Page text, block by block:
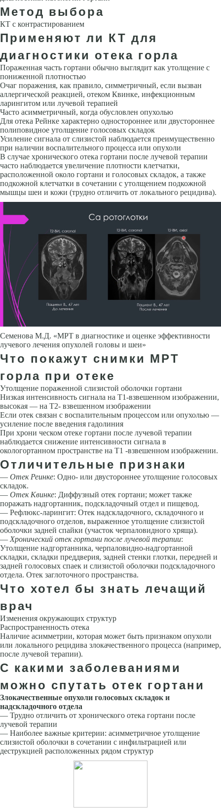
Метод выбора
КТ с контрастированием
Применяют ли КТ для
диагностики отека горла
Пораженная часть гортани обычно выглядит как утолщение с
пониженной плотностью
Очаг поражения, как правило, симметричный, если вызван
аллергической реакцией, отеком Квинке, инфекционным
ларингитом или лучевой терапией
Часто асимметричный, когда обусловлен опухолью
Для отека Рейнке характерно одностороннее или двустороннее
полипо­видное утолщение голосовых складок
Усиление сигнала от слизистой наблюдается преимущественно
при наличии воспалительного процесса или опухоли
В случае хронического отека гортани после лучевой тера­пии
часто наблюдается увеличение плотности клетчатки,
расположенной около гортани и голосовых складок, а также
подкожной клетчатки в со­четании с утолщением подкожной
мышцы шеи и кожи (трудно отличить от локального рецидива).
Семенова М.Д. «МРТ в диагностике и оценке эффективности
лучевого лечения опухолей головы и шеи»
Что покажут снимки МРТ
горла при отеке
Утолщение пораженной слизистой оболочки гортани
Низкая интен­сивность сигнала на Т1-взвешенном изображении,
высокая — на Т2- взвешенном изображении
Если отек связан с воспалительным процес­сом или опухолью —
усиление после введения гадолиния
При хрони ческом отеке гортани после лучевой терапии
наблюдается снижение ин­тенсивности сигнала в
окологортанном пространстве на Т1 -взвешенном изображении.
Отличительные признаки
— Отек Реинке: Одно- или двустороннее утолщение голосовых
складок.
— Отек Квинке: Диффузный отек гортани; может также
поражать над­гортанник, подскладочный отдел и пищевод.
— Рефлюкс-ларингит: Отек надскладочного, складочного и
подскладоч­ного отделов, выраженное утолщение слизистой
оболочки задней спай­ки (участок черпаловидного хряща).
— Хронический отек гортани после лучевой терапии:
Утолщение над­гортанника, черпаловидно-надгортанной
складки, складки преддверия, задней стенки глотки, передней и
задней голосовых спаек и слизистой оболочки подскладочного
отдела. Отек заглоточного пространства.
Что хотел бы знать лечащий
врач
Изменения окружающих структур
Распространенность отека
Наличие асимметрии, которая может быть признаком опухоли
или локального ре­цидива злокачественного процесса (например,
после лучевой терапии).
С какими заболеваниями
можно спутать отек гортани
Злокачественные опухоли голосовых складок и
надскладочного отдела
— Трудно отличить от хронического отека гортани после
лучевой терапии
— Наиболее важные критерии: асимметричное утолще­ние
слизистой оболочки в сочетании с инфильтрацией или
деструкцией расположенных рядом структур